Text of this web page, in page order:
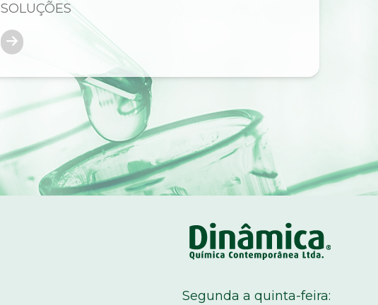
SOLUÇÕES
Segunda a quinta-feira: